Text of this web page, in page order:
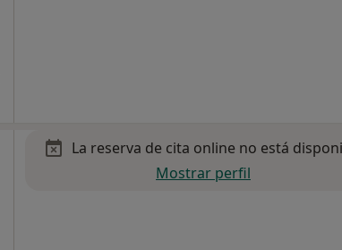
La reserva de cita online no está
Mostrar perfil